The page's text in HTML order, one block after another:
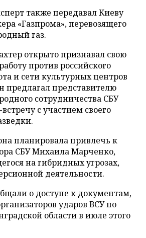
также передавал Киеву
«Газпрома», перевозящего
газ.
открыто признавал свою
против российского
и сети культурных центров
предлагал представителю
сотрудничества СБУ
с участием своего
планировала привлечь к
СБУ Михаила Марченко,
на гибридных угрозах,
деятельности.
о доступе к документам,
ударов ВСУ по
области в июле этого